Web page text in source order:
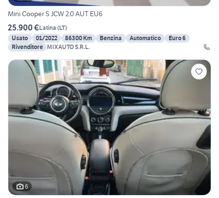
Mini Cooper S JCW 2.0 AUT EU6
25.900 €Latina (LT)
Usato
01/2022 86300 Km Benzina Automatico
Euro 6
Rivenditore MIXAUTO S.R.L.
6